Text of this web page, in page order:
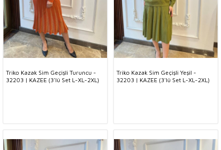
Triko Kazak Sim Geçişli Turuncu -
32203 | KAZEE (3'lü Set L-XL-2XL)
Triko Kazak Sim Geçişli Yeşil -
32203 | KAZEE (3'lü Set L-XL-2XL)